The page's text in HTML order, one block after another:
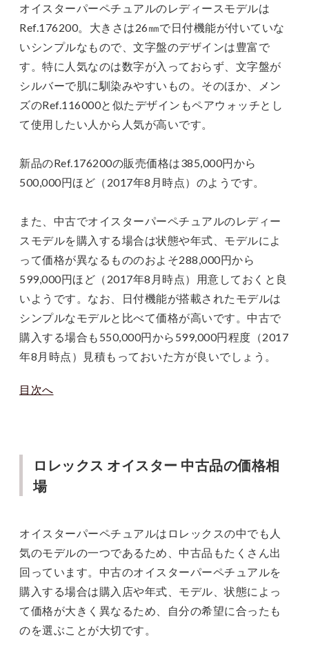
オイスターパーペチュアルのレディースモデルは
Ref.176200。大きさは26㎜で日付機能が付いていな
いシンプルなもので、文字盤のデザインは豊富で
す。特に人気なのは数字が入っておらず、文字盤が
シルバーで肌に馴染みやすいもの。そのほか、メン
ズのRef.116000と似たデザインもペアウォッチとし
て使用したい人から人気が高いです。
新品のRef.176200の販売価格は385,000円から
500,000円ほど（2017年8月時点）のようです。
また、中古でオイスターパーペチュアルのレディー
スモデルを購入する場合は状態や年式、モデルによ
って価格が異なるもののおよそ288,000円から
599,000円ほど（2017年8月時点）用意しておくと良
いようです。なお、日付機能が搭載されたモデルは
シンプルなモデルと比べて価格が高いです。中古で
購入する場合も550,000円から599,000円程度（2017
年8月時点）見積もっておいた方が良いでしょう。
目次へ
ロレックス オイスター 中古品の価格相
場
オイスターパーペチュアルはロレックスの中でも人
気のモデルの一つであるため、中古品もたくさん出
回っています。中古のオイスターパーペチュアルを
購入する場合は購入店や年式、モデル、状態によっ
て価格が大きく異なるため、自分の希望に合ったも
のを選ぶことが大切です。